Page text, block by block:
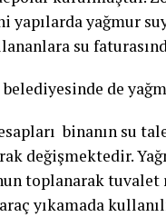
yapılarda yağmur
su
belediyesinde de
binanın su
değişmektedir.
toplanarak
yıkamada